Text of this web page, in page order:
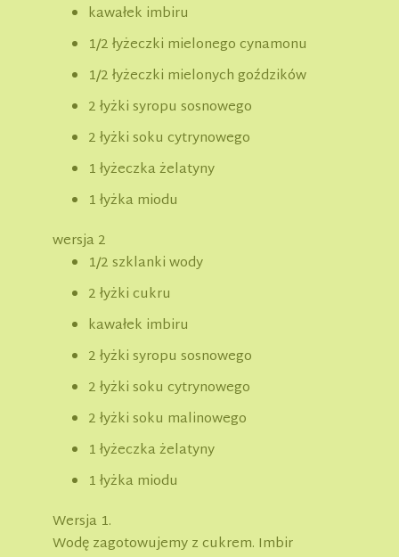
kawałek imbiru
1/2 łyżeczki mielonego cynamonu
1/2 łyżeczki mielonych goździków
2 łyżki syropu sosnowego
2 łyżki soku cytrynowego
1 łyżeczka żelatyny
1 łyżka miodu
wersja 2
1/2 szklanki wody
2 łyżki cukru
kawałek imbiru
2 łyżki syropu sosnowego
2 łyżki soku cytrynowego
2 łyżki soku malinowego
1 łyżeczka żelatyny
1 łyżka miodu
Wersja 1.
Wodę zagotowujemy z cukrem. Imbir